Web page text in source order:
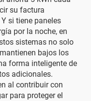
su factura
si tiene paneles
por la noche, en
sistemas no solo
bajos los
forma inteligente de
adicionales.
al contribuir con
para proteger el